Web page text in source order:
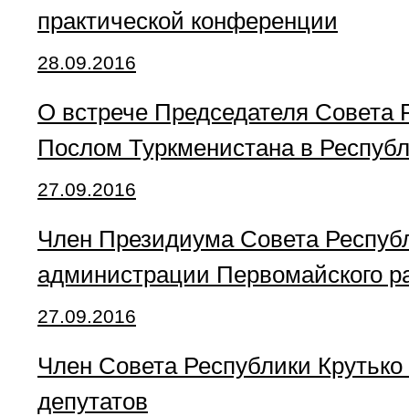
практической конференции
28.09.2016
О встрече Председателя
Послом Туркменистана в
27.09.2016
Член Президиума Совета
администрации Первомайского
27.09.2016
Член Совета Республики
депутатов